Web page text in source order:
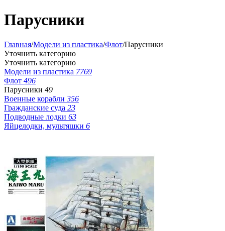
Парусники
Главная/Модели из пластика/Флот/Парусники
Уточнить категорию
Уточнить категорию
Модели из пластика 7769
Флот 496
Парусники 49
Военные корабли 356
Гражданские суда 23
Подводные лодки 63
Яйцелодки, мультяшки 6